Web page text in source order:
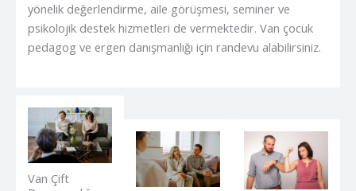
yönelik değerlendirme, aile görüşmesi, seminer ve
psikolojik destek hizmetleri de vermektedir. Van çocuk
pedagog ve ergen danışmanlığı için randevu alabilirsiniz.
Van Çift